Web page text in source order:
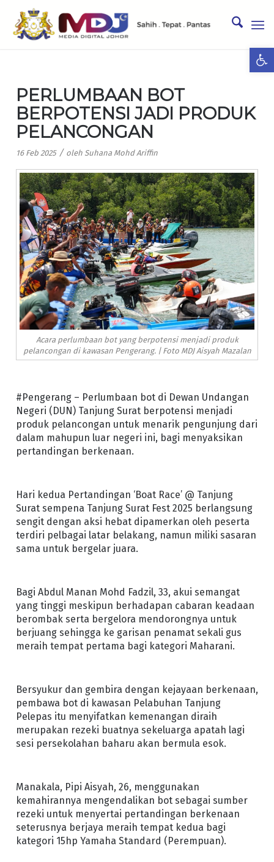
PERLUMBAAN BOT
BERPOTENSI JADI PRODUK
PELANCONGAN
16 Feb 2025 / oleh Suhana Mohd Ariffin
Acara perlumbaan bot yang berpotensi menjadi produk
pelancongan di kawasan Pengerang. | Foto MDJ Aisyah Mazalan
#Pengerang – Perlumbaan bot di Dewan Undangan
Negeri (DUN) Tanjung Surat berpotensi menjadi
produk pelancongan untuk menarik pengunjung dari
dalam mahupun luar negeri ini, bagi menyaksikan
pertandingan berkenaan.
Hari kedua Pertandingan ‘Boat Race’ @ Tanjung
Surat sempena Tanjung Surat Fest 2025 berlangsung
sengit dengan aksi hebat dipamerkan oleh peserta
terdiri pelbagai latar belakang, namun miliki sasaran
sama untuk bergelar juara.
Bagi Abdul Manan Mohd Fadzil, 33, akui semangat
yang tinggi meskipun berhadapan cabaran keadaan
berombak serta bergelora mendorongnya untuk
berjuang sehingga ke garisan penamat sekali gus
meraih tempat pertama bagi kategori Maharani.
Bersyukur dan gembira dengan kejayaan berkenaan,
pembawa bot di kawasan Pelabuhan Tanjung
Pelepas itu menyifatkan kemenangan diraih
merupakan rezeki buatnya sekeluarga apatah lagi
sesi persekolahan baharu akan bermula esok.
Manakala, Pipi Aisyah, 26, menggunakan
kemahirannya mengendalikan bot sebagai sumber
rezeki untuk menyertai pertandingan berkenaan
seterusnya berjaya meraih tempat kedua bagi
kategori 15hp Yamaha Standard (Perempuan).